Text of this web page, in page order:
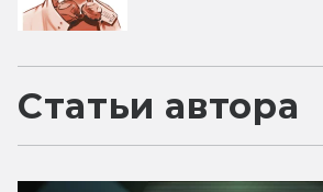
Статьи автора